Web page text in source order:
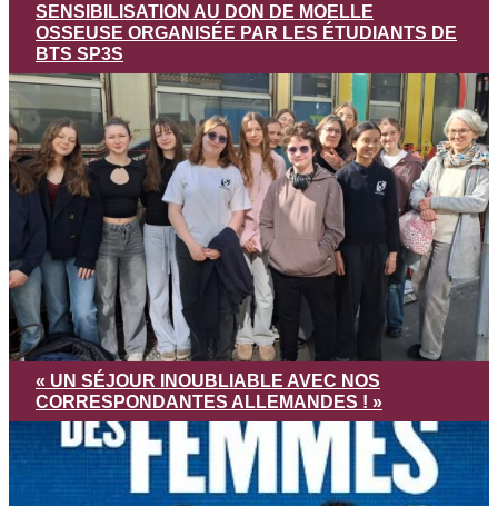
SENSIBILISATION AU DON DE MOELLE
OSSEUSE ORGANISÉE PAR LES ÉTUDIANTS DE
BTS SP3S
« UN SÉJOUR INOUBLIABLE AVEC NOS
CORRESPONDANTES ALLEMANDES ! »